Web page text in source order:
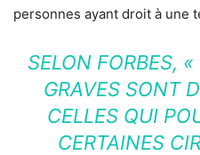
personnes ayant droit à une
SELON FORBES, «
GRAVES SONT
CELLES QUI
CERTAINES